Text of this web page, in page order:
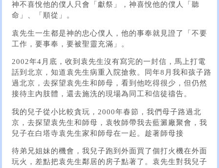
神不喜悅他的僕人只會「獻祭」，神喜悅他的僕人「聽
命」、「順從」。
袁先生一生都是神的忠心僕人，他的事奉就見證了「不要
工作，要事奉，要被聖靈充滿」。
2002年4月底，收到袁先生沒有寫完的一封信，馬上打電
話到北京，知道袁先生病重入院搶救。同年8月我和孩子路
過北京，去探望袁先生和師母，看到他吃得很少，但仍然
接待主內肢體，還去施洗的現場為同工和信徒禱告。
我的兒子從小比較貪玩，2000年春節，我們母子路過北
京，去探望袁先生和師母，袁牧師帶我去藍澱廠聚會，我
兒子在白塔寺袁先生家和師母在一起。趁著師母接
待弟兄姐妹的機會，我兒子跑到外面買了個打火機在外面
玩火，差點把袁先生鄰居的房子點著了。袁先生對我兒子